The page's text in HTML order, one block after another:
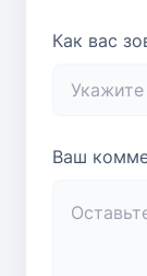
Как вас
Ваш